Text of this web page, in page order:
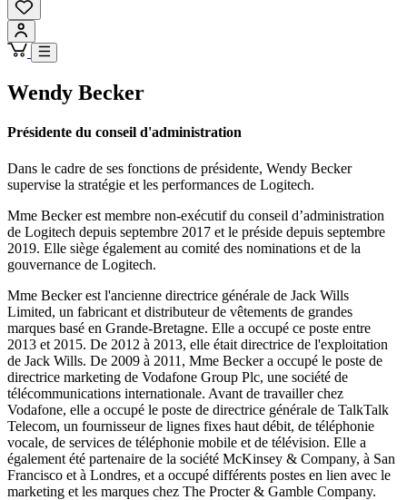
Wendy Becker
Présidente du conseil d'administration
Dans le cadre de ses fonctions de présidente, Wendy Becker
supervise la stratégie et les performances de Logitech.
Mme Becker est membre non-exécutif du conseil d’administration
de Logitech depuis septembre 2017 et le préside depuis septembre
2019. Elle siège également au comité des nominations et de la
gouvernance de Logitech.
Mme Becker est l'ancienne directrice générale de Jack Wills
Limited, un fabricant et distributeur de vêtements de grandes
marques basé en Grande-Bretagne. Elle a occupé ce poste entre
2013 et 2015. De 2012 à 2013, elle était directrice de l'exploitation
de Jack Wills. De 2009 à 2011, Mme Becker a occupé le poste de
directrice marketing de Vodafone Group Plc, une société de
télécommunications internationale. Avant de travailler chez
Vodafone, elle a occupé le poste de directrice générale de TalkTalk
Telecom, un fournisseur de lignes fixes haut débit, de téléphonie
vocale, de services de téléphonie mobile et de télévision. Elle a
également été partenaire de la société McKinsey & Company, à San
Francisco et à Londres, et a occupé différents postes en lien avec le
marketing et les marques chez The Procter & Gamble Company.